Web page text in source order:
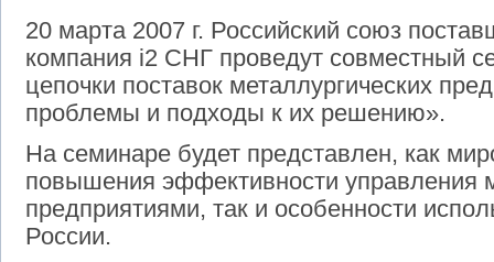
20 марта 2007 г. Российский союз
компания i2 СНГ проведут совместный
цепочки поставок металлургических
проблемы и подходы к их решению».
На семинаре будет представлен, как
повышения эффективности управления
предприятиями, так и особенности
России.